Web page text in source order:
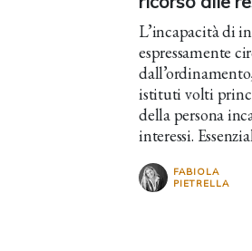
L’incapacità di
espressamente
istituti volti
della persona
interessi.
FABIOLA
PIETRELLA